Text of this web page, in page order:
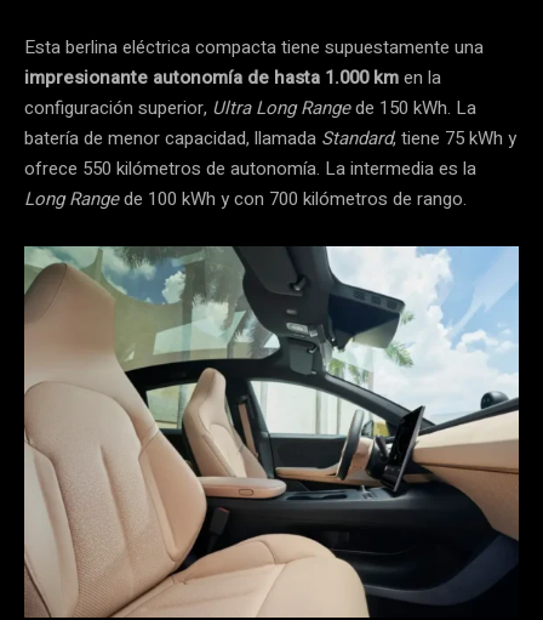
Esta berlina eléctrica compacta tiene supuestamente una
impresionante autonomía de hasta 1.000 kmen la
configuración superior, Ultra Long Rangede 150 kWh. La
batería de menor capacidad, llamada Standard, tiene 75 kWh y
ofrece 550 kilómetros de autonomía. La intermedia es la
Long Rangede 100 kWh y con 700 kilómetros de rango.